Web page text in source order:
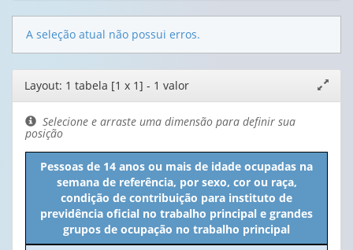
A seleção atual não possui erros.
Editor
de
layout
janela
Layout: 1 tabela [1 x 1] - 1 valor
Selecione e arraste uma dimensão para definir sua
posição
Pessoas de 14 anos ou mais de idade ocupadas na
semana de referência, por sexo, cor ou raça,
condição de contribuição para instituto de
previdência oficial no trabalho principal e grandes
grupos de ocupação no trabalho principal